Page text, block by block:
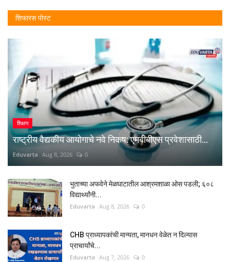
शिफारस पोस्ट
शिक्षण
राष्ट्रीय वैद्यकीय आयोगाचे नवे निकष: एमबीबीएस प्रवेशासाठी...
Eduvarta Aug 8, 2026 0
भुताच्या अफवेने मेळघाटातील आश्रमशाळा ओस पडली; ६०८
विद्यार्थ्यांनी...
Eduvarta Aug 8, 2026 0
CHB प्राध्यापकांची मान्यता, मानधन वेळेत न दिल्यास
प्राचार्यांचे...
Eduvarta Aug 7, 2026 0